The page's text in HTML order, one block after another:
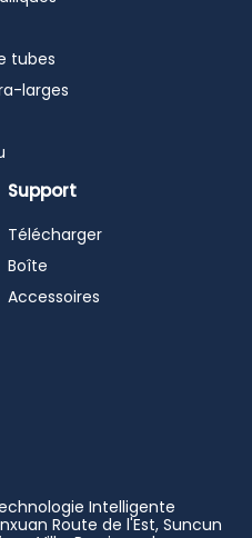
tubes
larges
Support
Télécharger
Boîte
Accessoires
Intelligente
Route de l'Est, Suncun